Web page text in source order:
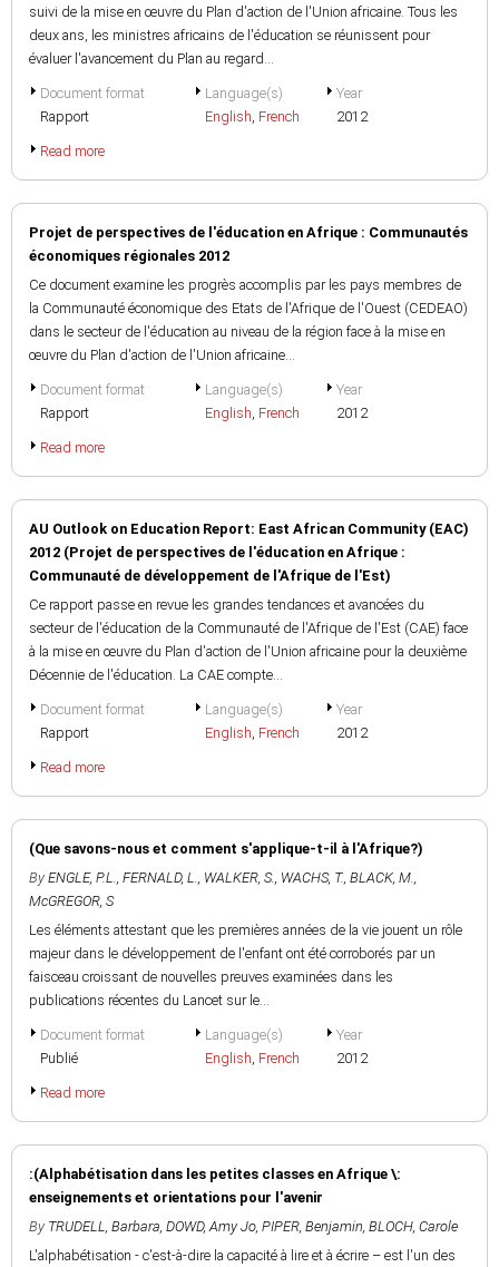
suivi de la mise en œuvre du Plan d'action de l'Union africaine. Tous les
deux ans, les ministres africains de l'éducation se réunissent pour
évaluer l'avancement du Plan au regard...
Document format
Rapport
Language(s)
English French
Year
2012
Read more
Projet de perspectives de l'éducation en Afrique : Communautés
économiques régionales 2012
Ce document examine les progrès accomplis par les pays membres de
la Communauté économique des Etats de l'Afrique de l'Ouest (CEDEAO)
dans le secteur de l'éducation au niveau de la région face à la mise en
œuvre du Plan d'action de l'Union africaine...
Document format
Rapport
Language(s)
English French
Year
2012
Read more
AU Outlook on Education Report: East African Community (EAC)
2012 (Projet de perspectives de l'éducation en Afrique :
Communauté de développement de l'Afrique de l'Est)
Ce rapport passe en revue les grandes tendances et avancées du
secteur de l'éducation de la Communauté de l'Afrique de l'Est (CAE) face
à la mise en œuvre du Plan d'action de l'Union africaine pour la deuxième
Décennie de l'éducation. La CAE compte...
Document format
Rapport
Language(s)
English French
Year
2012
Read more
(Que savons-nous et comment s'applique-t-il à l'Afrique?)
By ENGLE, P.L. FERNALD, L. WALKER, S. WACHS, T. BLACK, M.
McGREGOR, S
Les éléments attestant que les premières années de la vie jouent un rôle
majeur dans le développement de l'enfant ont été corroborés par un
faisceau croissant de nouvelles preuves examinées dans les
publications récentes du Lancet sur le...
Document format
Publié
Language(s)
English French
Year
2012
Read more
:(Alphabétisation dans les petites classes en Afrique \:
enseignements et orientations pour l'avenir
By TRUDELL, Barbara DOWD, Amy Jo PIPER, Benjamin BLOCH, Carole
L'alphabétisation - c'est-à-dire la capacité à lire et à écrire – est l'un des